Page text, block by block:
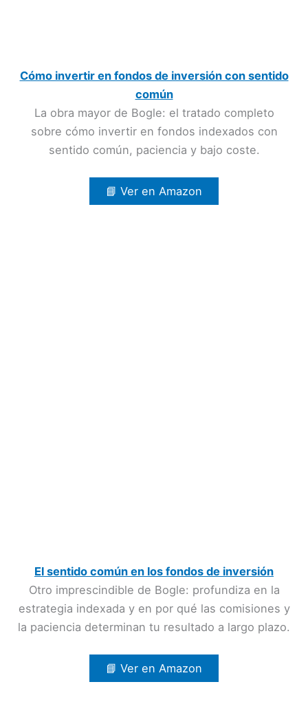
Cómo invertir en fondos de inversión con sentido
común
La obra mayor de Bogle: el tratado completo
sobre cómo invertir en fondos indexados con
sentido común, paciencia y bajo coste.
📘 Ver en Amazon
El sentido común en los fondos de inversión
Otro imprescindible de Bogle: profundiza en la
estrategia indexada y en por qué las comisiones y
la paciencia determinan tu resultado a largo plazo.
📘 Ver en Amazon